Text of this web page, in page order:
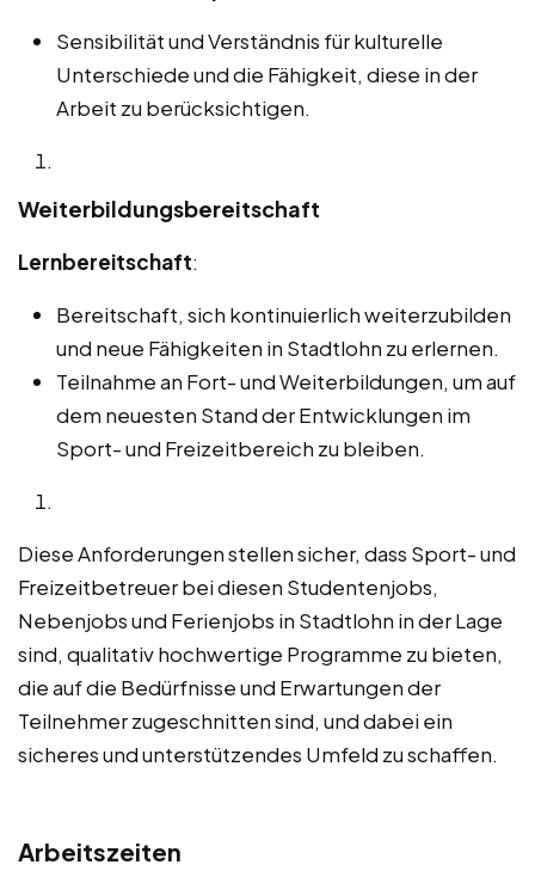
Sensibilität und Verständnis für kulturelle
Unterschiede und die Fähigkeit, diese in der
Arbeit zu berücksichtigen.
Weiterbildungsbereitschaft
Lernbereitschaft:
Bereitschaft, sich kontinuierlich weiterzubilden
und neue Fähigkeiten in Stadtlohn zu erlernen.
Teilnahme an Fort- und Weiterbildungen, um auf
dem neuesten Stand der Entwicklungen im
Sport- und Freizeitbereich zu bleiben.
Diese Anforderungen stellen sicher, dass Sport- und
Freizeitbetreuer bei diesen Studentenjobs,
Nebenjobs und Ferienjobs in Stadtlohn in der Lage
sind, qualitativ hochwertige Programme zu bieten,
die auf die Bedürfnisse und Erwartungen der
Teilnehmer zugeschnitten sind, und dabei ein
sicheres und unterstützendes Umfeld zu schaffen.
Arbeitszeiten